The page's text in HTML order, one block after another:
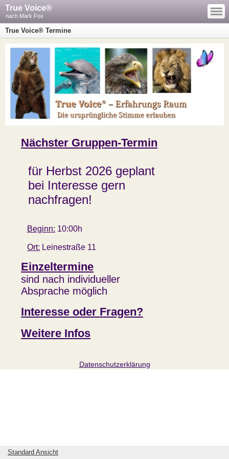
True Voice®
nach Mark Fox
—
—
—
True Voice® Termine
Nächster Gruppen-Termin
für Herbst 2026 geplant
bei Interesse gern
nachfragen!
Beginn: 10:00h
Ort: Leinestraße 11
Einzeltermine
sind nach individueller
Absprache möglich
Interesse oder Fragen?
Weitere Infos
Datenschutzerklärung
Standard Ansicht